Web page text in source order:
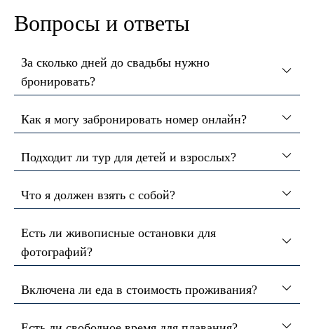
Вопросы и ответы
За сколько дней до свадьбы нужно
бронировать?
Как я могу забронировать номер онлайн?
Подходит ли тур для детей и взрослых?
Что я должен взять с собой?
Есть ли живописные остановки для
фотографий?
Включена ли еда в стоимость проживания?